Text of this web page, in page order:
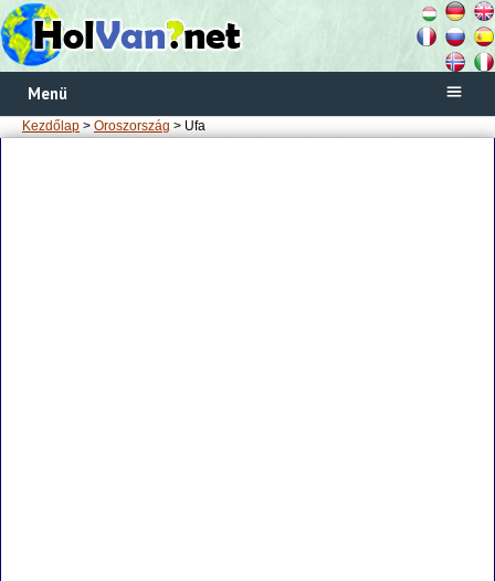
Menü
Kezdőlap > Oroszország > Ufa